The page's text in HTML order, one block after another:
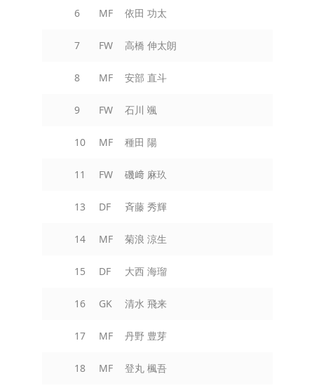
6 MF 依田 功太
7 FW 高橋 伸太朗
8 MF 安部 直斗
9 FW 石川 颯
10 MF 種田 陽
11 FW 磯﨑 麻玖
13 DF 斉藤 秀輝
14 MF 菊浪 涼生
15 DF 大西 海瑠
16 GK 清水 飛来
17 MF 丹野 豊芽
18 MF 登丸 楓吾